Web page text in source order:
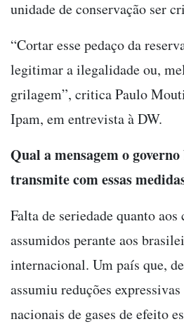
unidade de conservação ser
“Cortar esse pedaço da
legitimar a ilegalidade ou,
grilagem”, critica Paulo
Ipam, em entrevista à DW.
Qual a mensagem o
transmite com essas
Falta de seriedade quanto
assumidos perante aos
internacional. Um país que,
assumiu reduções
nacionais de gases de efeito